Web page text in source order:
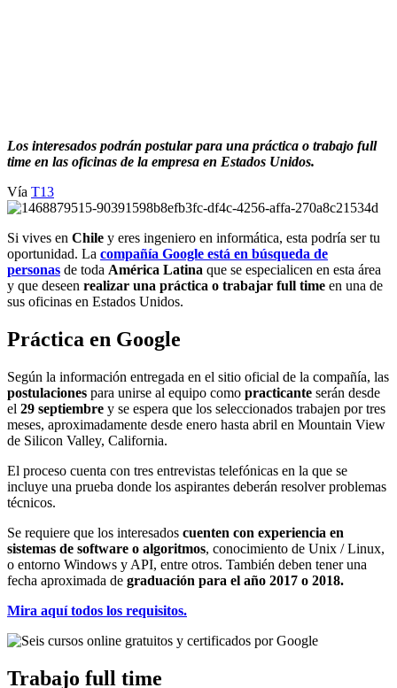
Los interesados podrán postular para una práctica o trabajo full
time en las oficinas de la empresa en Estados Unidos.
Vía T13
Si vives en Chile y eres ingeniero en informática, esta podría ser tu
oportunidad. La compañía Google está en búsqueda de
personas de toda América Latina que se especialicen en esta área
y que deseen realizar una práctica o trabajar full time en una de
sus oficinas en Estados Unidos.
Práctica en Google
Según la información entregada en el sitio oficial de la compañía, las
postulaciones para unirse al equipo como practicante serán desde
el 29 septiembre y se espera que los seleccionados trabajen por tres
meses, aproximadamente desde enero hasta abril en Mountain View
de Silicon Valley, California.
El proceso cuenta con tres entrevistas telefónicas en la que se
incluye una prueba donde los aspirantes deberán resolver problemas
técnicos.
Se requiere que los interesados cuenten con experiencia en
sistemas de software o algoritmos, conocimiento de Unix / Linux,
o entorno Windows y API, entre otros. También deben tener una
fecha aproximada de graduación para el año 2017 o 2018.
Mira aquí todos los requisitos.
Trabajo full time